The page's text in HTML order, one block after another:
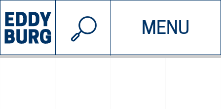
MENU
INIZIATIVE CHI SIAMO
© 2026 EDDYBURG